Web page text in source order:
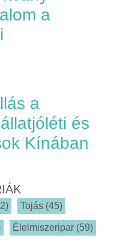
a
a
és
Kínában
Tojás (45)
Élelmiszeripar (59)